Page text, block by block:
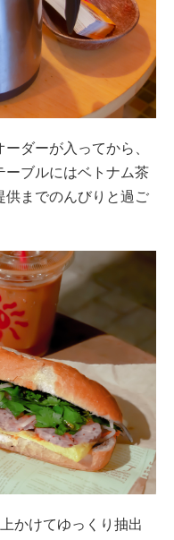
ダーが入ってから、
ーブルにはベトナム茶
供までのんびりと過ご
かけてゆっくり抽出